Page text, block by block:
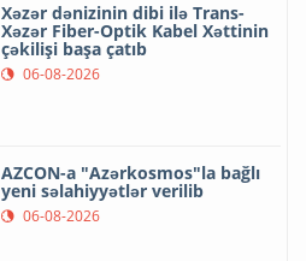
Xəzər dənizinin dibi ilə Trans-
Xəzər Fiber-Optik Kabel Xəttinin
çəkilişi başa çatıb
06-08-2026
AZCON-a "Azərkosmos"la bağlı
yeni səlahiyyətlər verilib
06-08-2026